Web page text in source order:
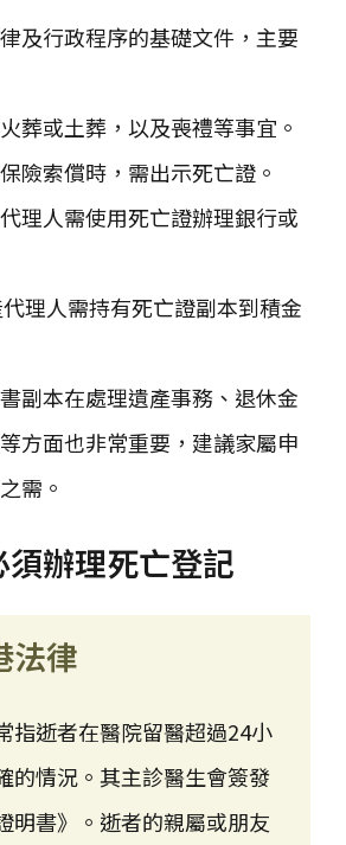
及行政程序的基礎文件，主要
火葬或土葬，以及喪禮等事宜。
險索償時，需出示死亡證。
代理人需使用死亡證辦理銀行或
代理人需持有死亡證副本到積金
副本在處理遺產事務、退休金
方面也非常重要，建議家屬申
需。
辦理死亡登記
法律
指逝者在醫院留醫超過24小
的情況。其主診醫生會簽發
明書》。逝者的親屬或朋友